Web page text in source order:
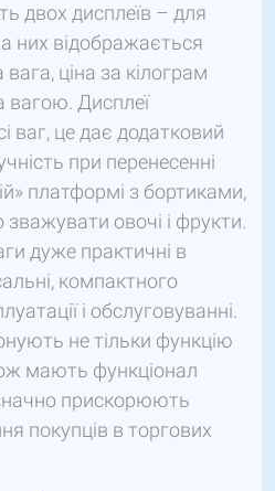
двох дисплеїв – для
них відображається
ціна за кілограм
вагою. Дисплеї
ваг, це дає додатковий
при перенесенні
платформі з бортиками,
овочі і фрукти.
дуже практичні в
компактного
і обслуговуванні.
не тільки функцію
мають функціонал
прискорюють
покупців в торгових